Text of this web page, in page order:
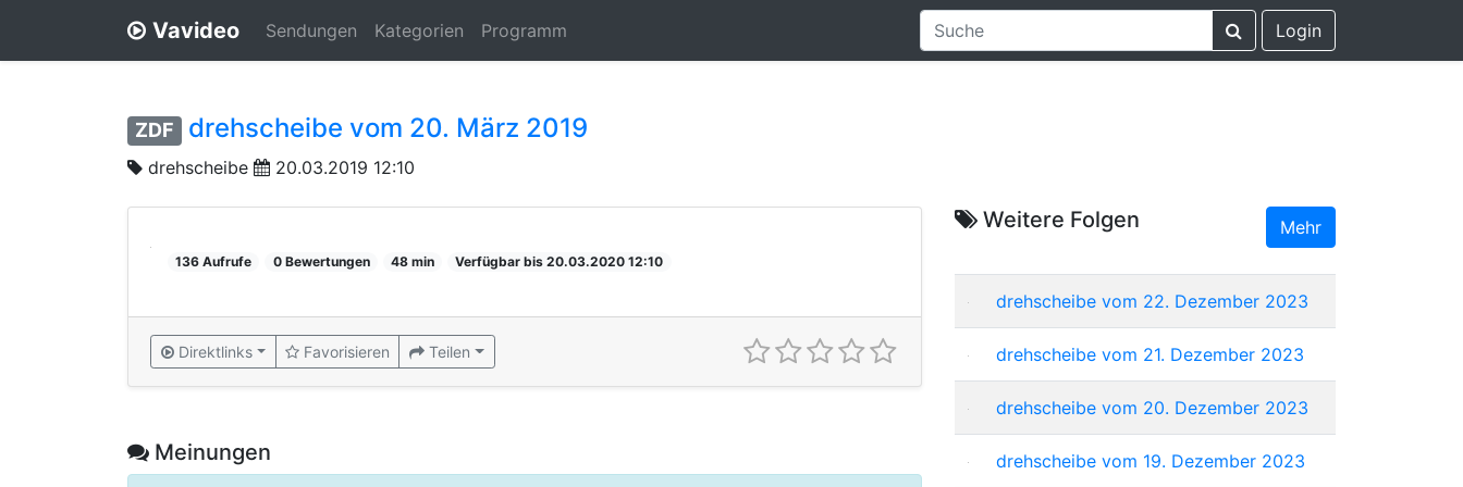
Vavideo Sendungen Kategorien Programm Login
ZDF drehscheibe vom 20. März 2019
drehscheibe 20.03.2019 12:10
136 Aufrufe 0 Bewertungen 48 min Verfügbar bis 20.03.2020 12:10
Direktlinks Favorisieren Teilen
Meinungen
Weitere Folgen Mehr
drehscheibe vom 22. Dezember 2023
drehscheibe vom 21. Dezember 2023
drehscheibe vom 20. Dezember 2023
drehscheibe vom 19. Dezember 2023